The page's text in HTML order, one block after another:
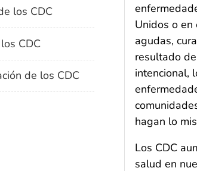
Unidos o en
agudas,
resultado
intencional,
hagan lo
Los CDC
salud en
los CDC
CDC
de los CDC